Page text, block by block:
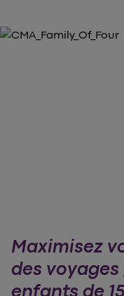
Maximisez
des
enfants de